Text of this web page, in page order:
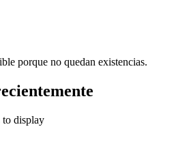
porque no quedan existencias.
display